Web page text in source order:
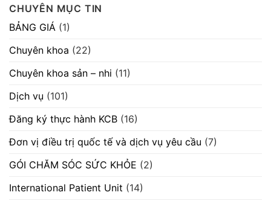
máy
móc
thiết
bị”
bệnh,
chữa
bệnh
29/07/2026
605/TB-
BVVĐ
ngày
28/07/2026.
chào
giá
cấp
máy
luận
ở
Quản
lý
lý
tim
ở
người
tuổi:
Đừng
biến
chứng
ra
rồi
điều
CHUYÊN MỤC TIN
BẢNG GIÁ (1)
Chuyên khoa (22)
Chuyên khoa sản – nhi (11)
Dịch vụ (101)
Đăng ký thực hành KCB (16)
Đơn vị điều trị quốc tế và dịch vụ yêu cầu (7)
GÓI CHĂM SÓC SỨC KHỎE (2)
International Patient Unit (14)